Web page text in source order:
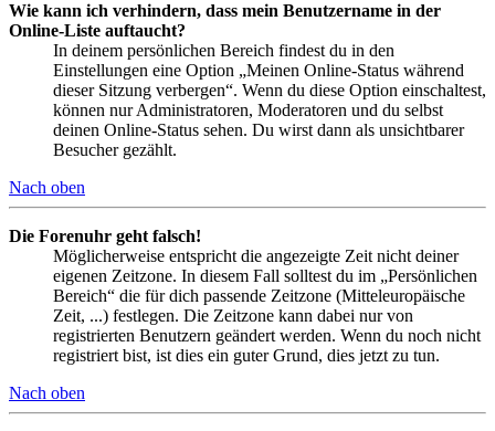
Wie kann ich verhindern, dass mein Benutzername in der
Online-Liste auftaucht?
In deinem persönlichen Bereich findest du in den
Einstellungen eine Option „Meinen Online-Status während
dieser Sitzung verbergen“. Wenn du diese Option einschaltest,
können nur Administratoren, Moderatoren und du selbst
deinen Online-Status sehen. Du wirst dann als unsichtbarer
Besucher gezählt.
Nach oben
Die Forenuhr geht falsch!
Möglicherweise entspricht die angezeigte Zeit nicht deiner
eigenen Zeitzone. In diesem Fall solltest du im „Persönlichen
Bereich“ die für dich passende Zeitzone (Mitteleuropäische
Zeit, ...) festlegen. Die Zeitzone kann dabei nur von
registrierten Benutzern geändert werden. Wenn du noch nicht
registriert bist, ist dies ein guter Grund, dies jetzt zu tun.
Nach oben